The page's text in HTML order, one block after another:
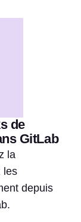
de
GitLab
la
les
depuis